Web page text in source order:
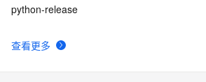
查看更多
python-release